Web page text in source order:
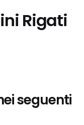
Rigati
seguenti